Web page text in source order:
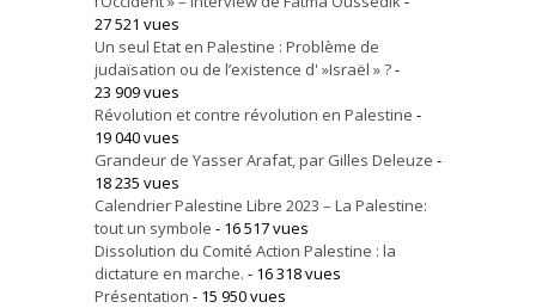
27 521 vues
Un seul Etat en Palestine : Problème de
judaïsation ou de l’existence d' »Israël » ?-
23 909 vues
Révolution et contre révolution en Palestine -
19 040 vues
Grandeur de Yasser Arafat, par Gilles Deleuze -
18 235 vues
Calendrier Palestine Libre 2023 – La Palestine:
tout un symbole - 16 517 vues
Dissolution du Comité Action Palestine : la
dictature en marche. - 16 318 vues
Présentation - 15 950 vues